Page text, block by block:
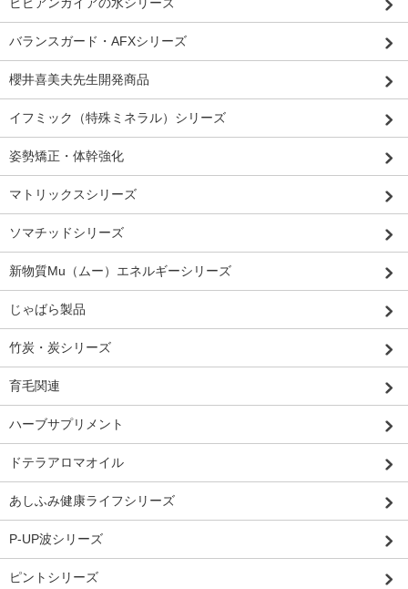
バランスガード・AFXシリーズ
櫻井喜美夫先生開発商品
イフミック（特殊ミネラル）シリーズ
姿勢矯正・体幹強化
マトリックスシリーズ
ソマチッドシリーズ
新物質Mu（ムー）エネルギーシリーズ
じゃばら製品
竹炭・炭シリーズ
育毛関連
ハーブサプリメント
ドテラアロマオイル
あしふみ健康ライフシリーズ
P-UP波シリーズ
ピントシリーズ